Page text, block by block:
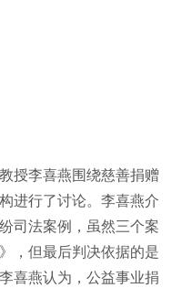
授李喜燕围绕慈善捐赠
进行了讨论。李喜燕介
司法案例，虽然三个案
，但最后判决依据的是
喜燕认为，公益事业捐